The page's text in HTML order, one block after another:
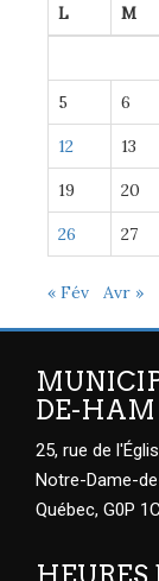
L M
5 6
12 13
19 20
26 27
« Fév Avr »
DE-HAM
25, rue de
Notre-Dame-
Québec, G0P